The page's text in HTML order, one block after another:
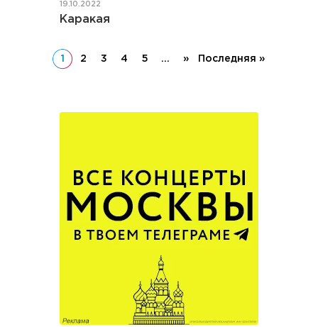
19.10.2022
Каракая
1 2 3 4 5 ... » Последняя »